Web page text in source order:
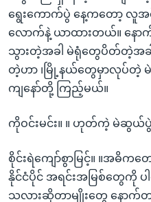
ရွေးကောက်ပွဲ နေ့ကတော့ လူအင်
လောက်နဲ့ ယာထားတယ်။ နောက်
သွားတဲ့အခါ မဲရုံတွေပိတ်တဲ့အခ
တဲ့ဟာ ၊မြို့နယ်တွေမှာလုပ်တဲ့
ကျနော်တို့ ကြည့်မယ်။
ကိုဝင်းမင်း။ ။ ဟုတ်ကဲ့ မဲဆွယ်ပွဲ
စိုင်းရဲကျော်စွာမြင့်။ ။အဓိက
နိုင်ငံပိုင် အရင်းအမြစ်တွေကို
သလားဆိုတာမျိုးတွေ နောက်